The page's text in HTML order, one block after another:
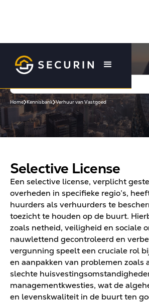
Home Kennisbank Verhuur van Vastgoed
Selective License
Een selective license, verplicht
overheden in specifieke regio’s,
huurders als verhuurders te
toezicht te houden op de buurt.
zoals netheid, veiligheid en sociale
nauwlettend gecontroleerd en
vergunning speelt een cruciale rol
en aanpakken van problemen zoals
slechte
managementkwesties, wat de
en levenskwaliteit in de buurt ten